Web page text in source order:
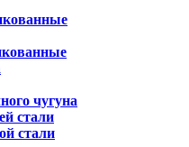
чугуна
стали
стали